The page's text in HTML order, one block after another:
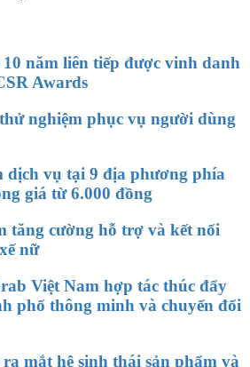
năm liên tiếp được vinh danh
Awards
nghiệm phục vụ người dùng
dịch vụ tại 9 địa phương phía
giá từ 6.000 đồng
tăng cường hỗ trợ và kết nối
nữ
Việt Nam hợp tác thúc đẩy
phố thông minh và chuyển đổi
mắt hệ sinh thái sản phẩm và